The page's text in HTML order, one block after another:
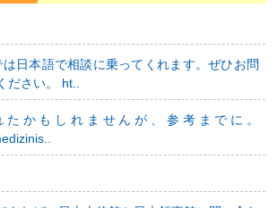
日本語で相談に乗ってくれます。ぜひお問
ださい。 ht..
たかもしれませんが、参考までに。